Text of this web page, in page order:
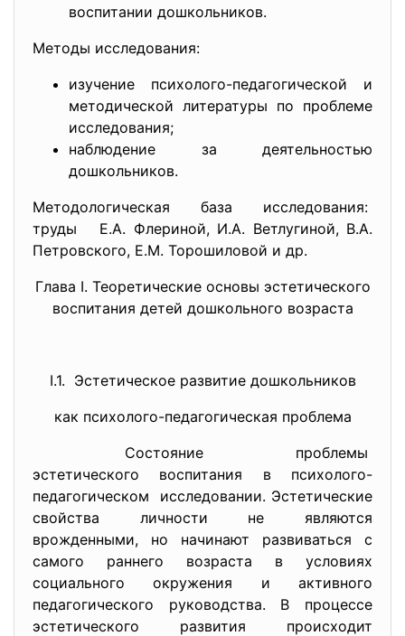
воспитании дошкольников.
Методы исследования:
изучение психолого-педагогической и
методической литературы по проблеме
исследования;
наблюдение за деятельностью
дошкольников.
Методологическая база исследования:
труды Е.А. Флериной, И.А. Ветлугиной, В.А.
Петровского, Е.М. Торошиловой и др.
Глава I. Теоретические основы эстетического
воспитания детей дошкольного возраста
I.1. Эстетическое развитие дошкольников
как психолого-педагогическая проблема
Состояние проблемы
эстетического воспитания в психолого-
педагогическом исследовании. Эстетические
свойства личности не являются
врожденными, но начинают развиваться с
самого раннего возраста в условиях
социального окружения и активного
педагогического руководства. В процессе
эстетического развития происходит